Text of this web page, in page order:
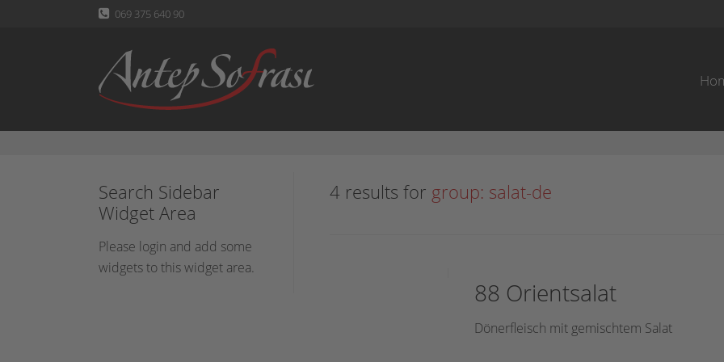
069 375 640 90
4 results for group: salat-de
88 Orientsalat
Dönerfleisch mit gemischtem Salat
Search Sidebar
Widget Area
Please login and add some
widgets to this widget area.